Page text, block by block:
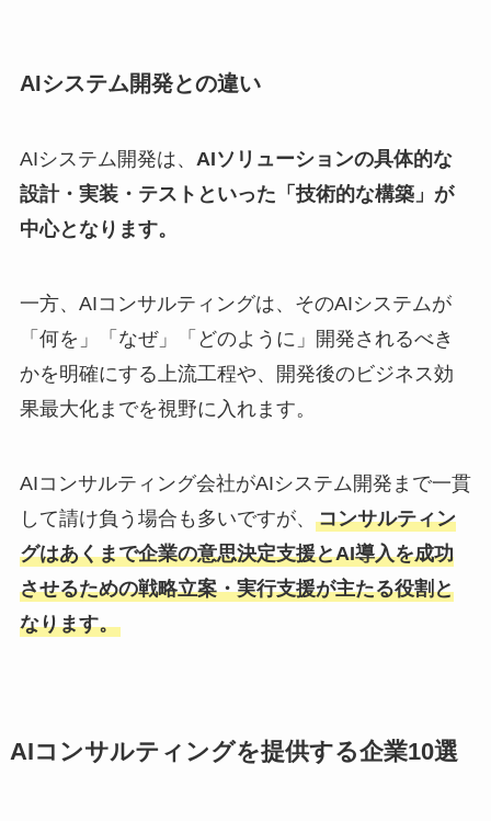
AIシステム開発との違い
AIシステム開発は、 AIソリューションの具体的な
設計・実装・テストといった「技術的な構築」が
中心となります。
一方、AIコンサルティングは、そのAIシステムが
「何を」「なぜ」「どのように」開発されるべき
かを明確にする上流工程や、開発後のビジネス効
果最大化までを視野に入れます。
AIコンサルティング会社がAIシステム開発まで一貫
して請け負う場合も多いですが、 コンサルティン
グはあくまで企業の意思決定支援とAI導入を成功
させるための戦略立案・実行支援が主たる役割と
なります。
AIコンサルティングを提供する企業10選